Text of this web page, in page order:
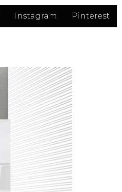
Instagram Pinterest